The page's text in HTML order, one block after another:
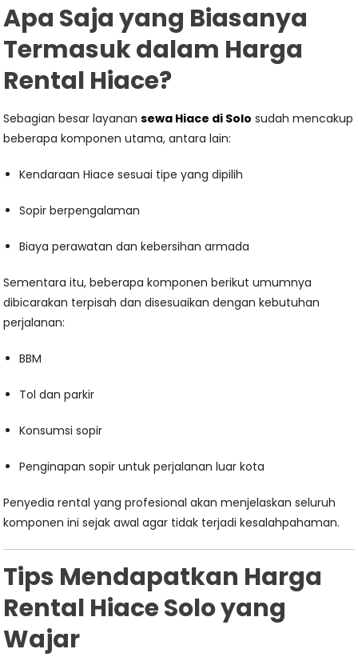
Apa Saja yang Biasanya
Termasuk dalam Harga
Rental Hiace?
Sebagian besar layanansewa Hiace di Solo sudah mencakup
beberapa komponen utama, antara lain:
Kendaraan Hiace sesuai tipe yang dipilih
Sopir berpengalaman
Biaya perawatan dan kebersihan armada
Sementara itu, beberapa komponen berikut umumnya
dibicarakan terpisah dan disesuaikan dengan kebutuhan
perjalanan:
BBM
Tol dan parkir
Konsumsi sopir
Penginapan sopir untuk perjalanan luar kota
Penyedia rental yang profesional akan menjelaskan seluruh
komponen ini sejak awal agar tidak terjadi kesalahpahaman.
Tips Mendapatkan Harga
Rental Hiace Solo yang
Wajar